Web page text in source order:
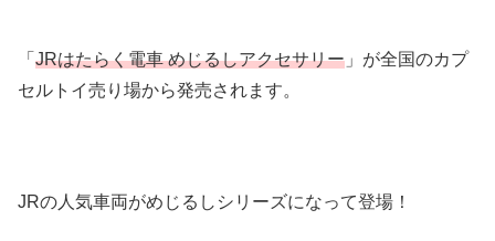
「 JRはたらく電車 めじるしアクセサリー 」が全国のカプ
セルトイ売り場から発売されます。
JRの人気車両がめじるしシリーズになって登場！